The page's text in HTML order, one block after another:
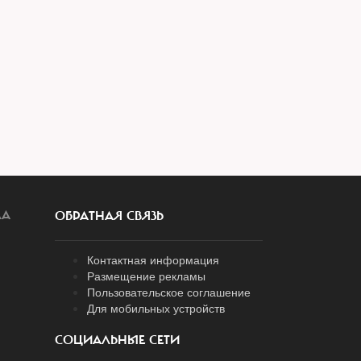
ОБРАТНАЯ СВЯЗЬ
Контактная информация
Размещение рекламы
Пользовательское соглашение
Для мобильных устройств
СОЦИАЛЬНЫЕ СЕТИ